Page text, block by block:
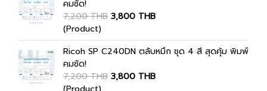
คมชัด!
7,200 THB 3,800 THB
(Product)
Ricoh SP C240DN ตลับหมึก ชุด 4 สี สุดคุ้ม พิมพ์
คมชัด!
7,200 THB 3,800 THB